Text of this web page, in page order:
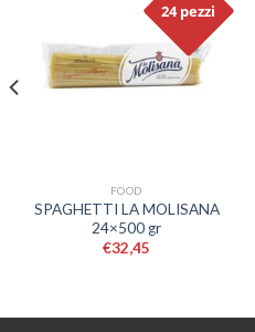
24 pezzi
FOOD
SPAGHETTI LA MOLISANA
24×500 gr
€32,45